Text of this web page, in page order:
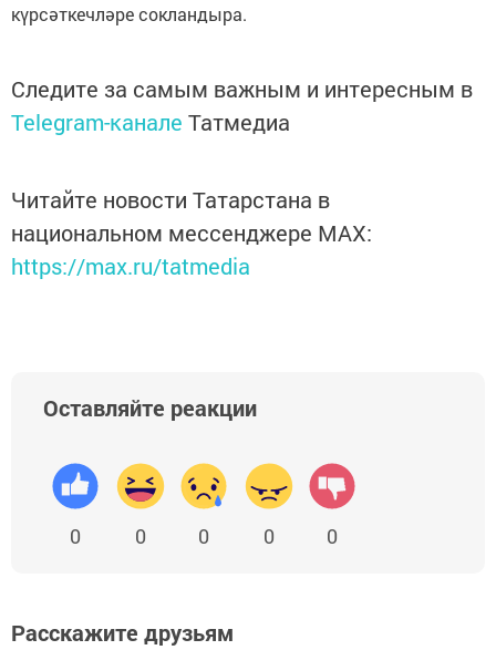
күрсәткечләре сокландыра.
Следите за самым важным и интересным в
Telegram-канале Татмедиа
Читайте новости Татарстана в
национальном мессенджере MАХ:
https://max.ru/tatmedia
Оставляйте реакции
0 0 0 0 0
Расскажите друзьям